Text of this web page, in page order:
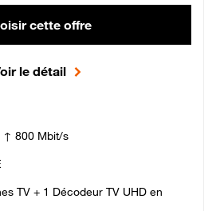
cette offre
le détail
↑ 800 Mbit/s
TV + 1 Décodeur TV UHD en